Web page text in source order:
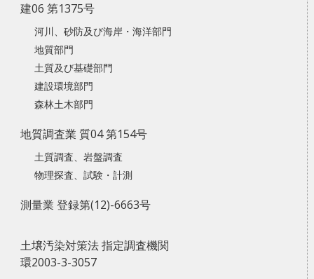
建06 第1375号
河川、砂防及び海岸・海洋部門
地質部門
土質及び基礎部門
建設環境部門
森林土木部門
地質調査業 質04 第154号
土質調査、岩盤調査
物理探査、試験・計測
測量業 登録第(12)-6663号
土壌汚染対策法 指定調査機関
環2003-3-3057